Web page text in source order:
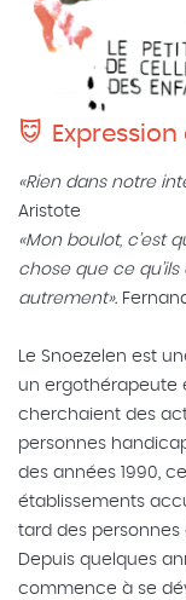
«Rien dans notre
Aristote
«Mon boulot, c’est
chose que ce
autrement».
Le Snoezelen est
un ergothérapeute
cherchaient des
personnes
des années 1990,
établissements
tard des personnes
Depuis quelques
commence à se